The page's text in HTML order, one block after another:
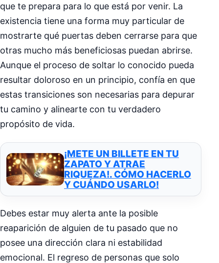
que te prepara para lo que está por venir. La
existencia tiene una forma muy particular de
mostrarte qué puertas deben cerrarse para que
otras mucho más beneficiosas puedan abrirse.
Aunque el proceso de soltar lo conocido pueda
resultar doloroso en un principio, confía en que
estas transiciones son necesarias para depurar
tu camino y alinearte con tu verdadero
propósito de vida.
¡METE UN BILLETE EN TU
ZAPATO Y ATRAE
RIQUEZA!. CÓMO HACERLO
Y CUÁNDO USARLO!
Debes estar muy alerta ante la posible
reaparición de alguien de tu pasado que no
posee una dirección clara ni estabilidad
emocional. El regreso de personas que solo